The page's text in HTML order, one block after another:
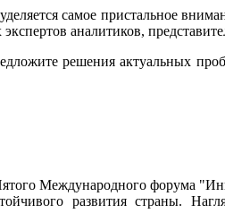
самое пристальное
аналитиков,
решения актуальных
Международного форума
развития страны.